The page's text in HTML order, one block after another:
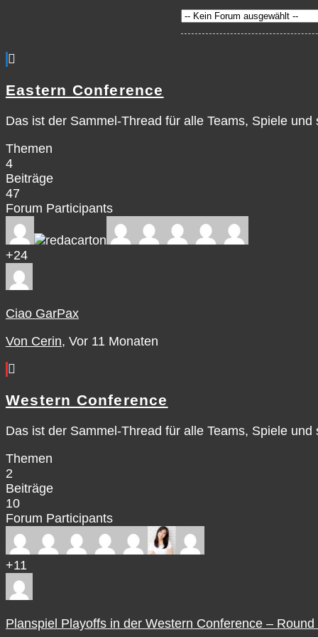
Eastern Conference
Das ist der Sammel-Thread für alle Teams, Spiele
Themen
4
Beiträge
47
Forum Participants
+24
Ciao GarPax
Von Cerin, Vor 11 Monaten
Western Conference
Das ist der Sammel-Thread für alle Teams, Spiele
Themen
2
Beiträge
10
Forum Participants
+11
Planspiel Playoffs in der Western Conference – Round